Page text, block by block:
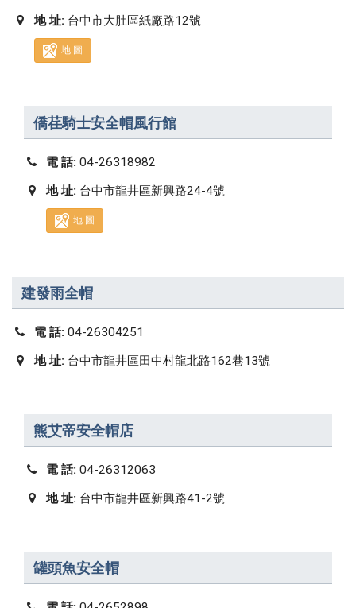
地 址: 台中市大肚區紙廠路12號
地 圖
僑荏騎士安全帽風行館
電 話: 04-26318982
地 址: 台中市龍井區新興路24-4號
地 圖
建發雨全帽
電 話: 04-26304251
地 址: 台中市龍井區田中村龍北路162巷13號
熊艾帝安全帽店
電 話: 04-26312063
地 址: 台中市龍井區新興路41-2號
罐頭魚安全帽